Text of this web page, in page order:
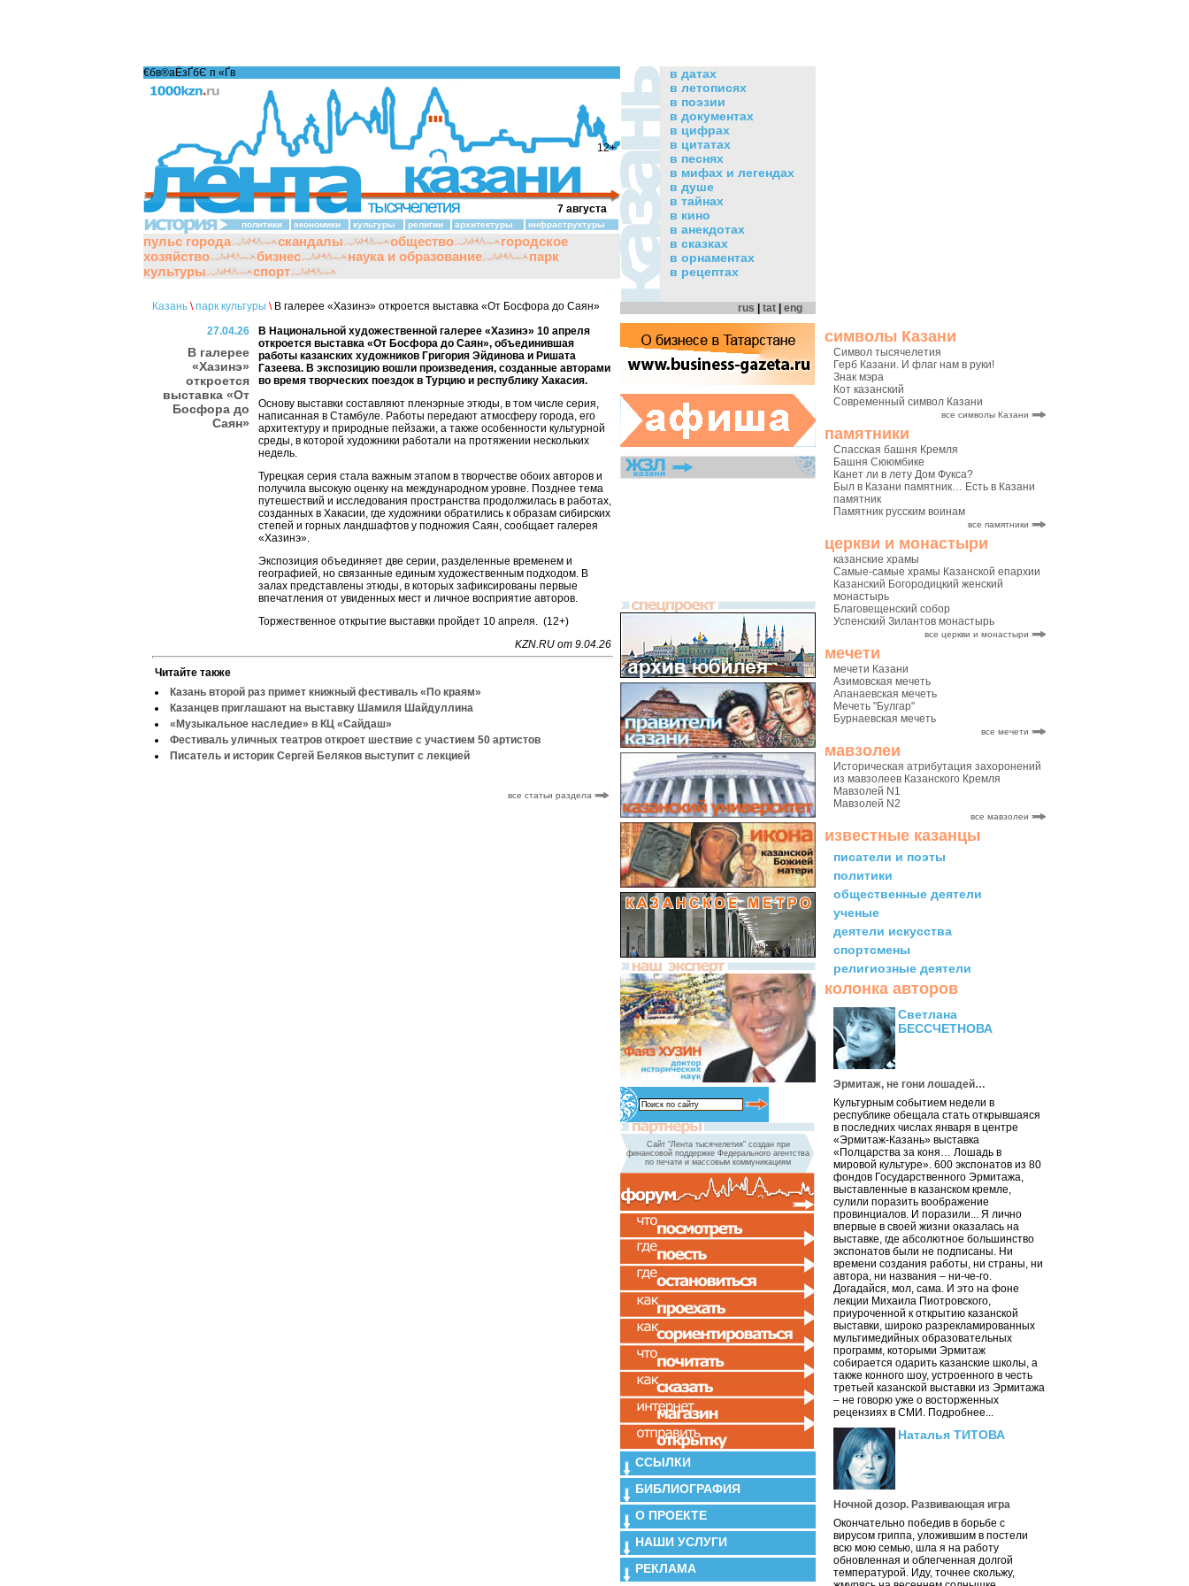
символы Казани
Символ тысячелетия
Герб Казани. И флаг нам в руки!
Знак мэра
Кот казанский
Современный символ Казани
все символы Казани
памятники
Спасская башня Кремля
Башня Сююмбике
Канет ли в лету Дом Фукса?
Был в Казани памятник… Есть в Казани
памятник
Памятник русским воинам
все памятники
церкви и монастыри
казанские храмы
Самые-самые храмы Казанской епархии
Казанский Богородицкий женский
монастырь
Благовещенский собор
Успенский Зилантов монастырь
все церкви и монастыри
мечети
мечети Казани
Азимовская мечеть
Апанаевская мечеть
Мечеть "Булгар"
Бурнаевская мечеть
все мечети
мавзолеи
Историческая атрибутация захоронений
из мавзолеев Казанского Кремля
Мавзолей N1
Мавзолей N2
все мавзолеи
известные казанцы
писатели и поэты
политики
общественные деятели
ученые
деятели искусства
спортсмены
религиозные деятели
колонка авторов
Светлана
БЕССЧЕТНОВА
Эрмитаж, не гони лошадей…
Культурным событием недели в
республике обещала стать открывшаяся
в последних числах января в центре
«Эрмитаж-Казань» выставка
«Полцарства за коня… Лошадь в
мировой культуре». 600 экспонатов из 80
фондов Государственного Эрмитажа,
выставленные в казанском кремле,
сулили поразить воображение
провинциалов. И поразили... Я лично
впервые в своей жизни оказалась на
выставке, где абсолютное большинство
экспонатов были не подписаны. Ни
времени создания работы, ни страны, ни
автора, ни названия – ни-че-го.
Догадайся, мол, сама. И это на фоне
лекции Михаила Пиотровского,
приуроченной к открытию казанской
выставки, широко разрекламированных
мультимедийных образовательных
программ, которыми Эрмитаж
собирается одарить казанские школы, а
также конного шоу, устроенного в честь
третьей казанской выставки из Эрмитажа
– не говорю уже о восторженных
рецензиях в СМИ. Подробнее...
Наталья ТИТОВА
Ночной дозор. Развивающая игра
Окончательно победив в борьбе с
вирусом гриппа, уложившим в постели
всю мою семью, шла я на работу
обновленная и облегченная долгой
температурой. Иду, точнее скольжу,
12+
€бв®аЁзҐбЄ п «Ґ­в
7 августа
политики экономики культуры религии архитектуры инфраструктуры
пульс города скандалы общество
городское
хозяйство
бизнес наука и образование
парк
культуры
спорт
Казань \ парк культуры \В галерее «Хазинэ» откроется выставка «От Босфора до Саян»
27.04.26
В галерее
«Хазинэ»
откроется
выставка «От
Босфора до
Саян»
В Национальной художественной галерее «Хазинэ» 10 апреля
откроется выставка «От Босфора до Саян», объединившая
работы казанских художников Григория Эйдинова и Ришата
Газеева. В экспозицию вошли произведения, созданные авторами
во время творческих поездок в Турцию и республику Хакасия.
Основу выставки составляют пленэрные этюды, в том числе серия,
написанная в Стамбуле. Работы передают атмосферу города, его
архитектуру и природные пейзажи, а также особенности культурной
среды, в которой художники работали на протяжении нескольких
недель.
Турецкая серия стала важным этапом в творчестве обоих авторов и
получила высокую оценку на международном уровне. Позднее тема
путешествий и исследования пространства продолжилась в работах,
созданных в Хакасии, где художники обратились к образам сибирских
степей и горных ландшафтов у подножия Саян, сообщает галерея
«Хазинэ».
Экспозиция объединяет две серии, разделенные временем и
географией, но связанные единым художественным подходом. В
залах представлены этюды, в которых зафиксированы первые
впечатления от увиденных мест и личное восприятие авторов.
Торжественное открытие выставки пройдет 10 апреля. (12+)
KZN.RU от 9.04.26
Читайте также
Казань второй раз примет книжный фестиваль «По краям»
Казанцев приглашают на выставку Шамиля Шайдуллина
«Музыкальное наследие» в КЦ «Сайдаш»
Фестиваль уличных театров откроет шествие с участием 50 артистов
Писатель и историк Сергей Беляков выступит с лекцией
все статьи раздела
в датах
в летописях
в поэзии
в документах
в цифрах
в цитатах
в песнях
в мифах и легендах
в душе
в тайнах
в кино
в анекдотах
в сказках
в орнаментах
в рецептах
rus tat eng
Сайт "Лента тысячелетия" создан при
финансовой поддержке Федерального агентства
по печати и массовым коммуникациям
ССЫЛКИ
БИБЛИОГРАФИЯ
О ПРОЕКТЕ
НАШИ УСЛУГИ
РЕКЛАМА